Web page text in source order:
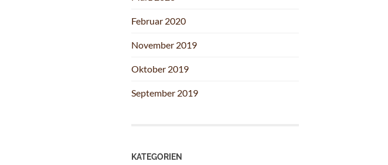
Februar 2020
November 2019
Oktober 2019
September 2019
KATEGORIEN